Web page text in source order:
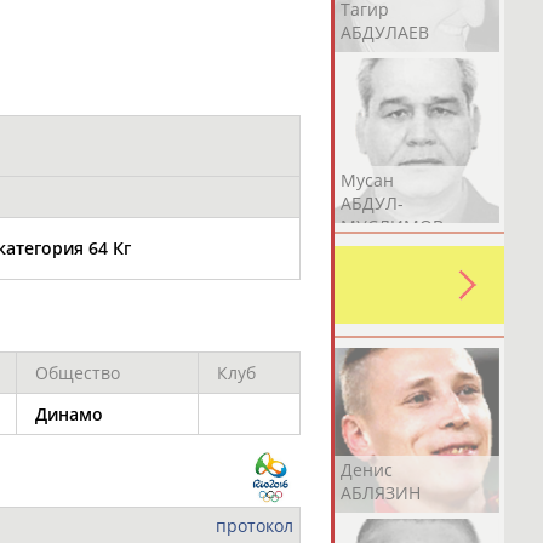
Тагир
АБДУЛАЕВ
Мусан
АБДУЛ-
МУСЛИМОВ
какую-либо ошибку в уже
страны!
Уулу Азамат
АБИБИЛЛА
Денис
АБЛЯЗИН
64 Кг
Общество
Клуб
Динамо
протокол